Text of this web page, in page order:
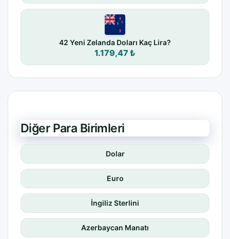
42 Yeni Zelanda Doları Kaç Lira?
1.179,47 ₺
Diğer Para Birimleri
Dolar
Euro
İngiliz Sterlini
Azerbaycan Manatı